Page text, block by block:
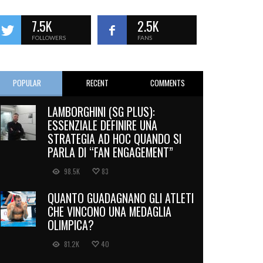
7.5K
FOLLOWERS
2.5K
FANS
POPULAR RECENT COMMENTS
LAMBORGHINI (SG PLUS):
ESSENZIALE DEFINIRE UNA
STRATEGIA AD HOC QUANDO SI
PARLA DI “FAN ENGAGEMENT”
98.5K 83
QUANTO GUADAGNANO GLI ATLETI
CHE VINCONO UNA MEDAGLIA
OLIMPICA?
81.2K 40